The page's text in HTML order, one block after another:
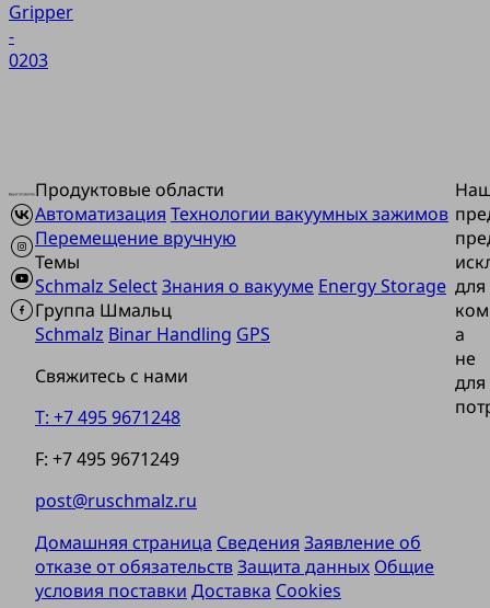
Gripper
-
0203
Продуктовые области
Автоматизация Технологии вакуумных зажимов
Перемещение вручную
Темы
Schmalz SelectЗнания о вакууме Energy Storage
Группа Шмальц
Schmalz Binar Handling GPS
Свяжитесь с нами
T: +7 495 9671248
F: +7 495 9671249
post@ruschmalz.ru
для
а
не
для
Домашняя страница Сведения Заявление об
отказе от обязательствЗащита данных Общие
условия поставки Доставка Cookies